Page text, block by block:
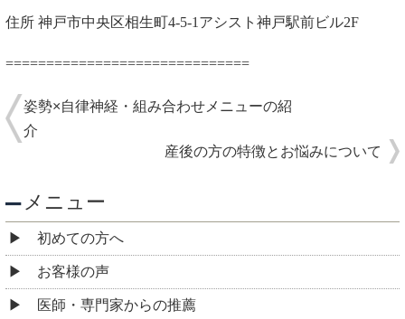
住所 神戸市中央区相生町4-5-1アシスト神戸駅前ビル2F
==============================
姿勢×自律神経・組み合わせメニューの紹
介
産後の方の特徴とお悩みについて
メニュー
初めての方へ
お客様の声
医師・専門家からの推薦